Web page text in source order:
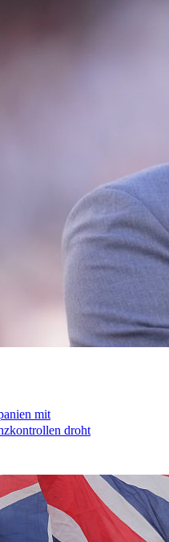
mit
droht